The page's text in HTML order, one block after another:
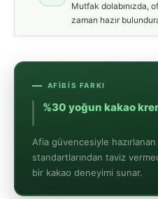
Mutfak dolabınızda,
zaman hazır
AFIBIS FARKI
%30 y
Afia güvencesiyle
standartlarından taviz
bir kakao deneyimi sunar.